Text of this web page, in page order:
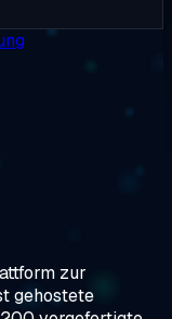
zur
gehostete